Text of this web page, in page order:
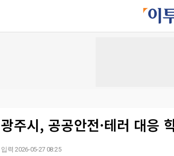
광주시, 공공안전·테러 대응
입력 2026-05-27 08:25